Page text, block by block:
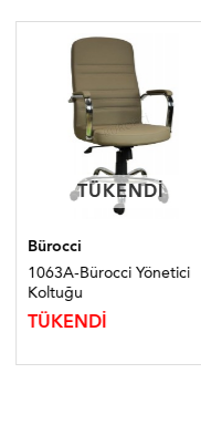
TÜKENDI
TÜKENDI
Bürocci
1063A-Bürocci Yönetici
Koltuğu
TÜKENDİ